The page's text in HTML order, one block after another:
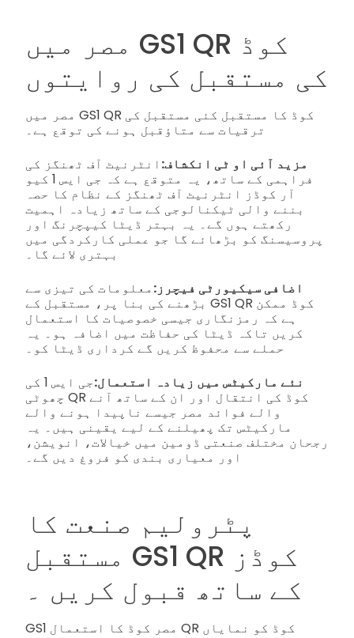
مصر میں GS1 QR کوڈ
کی مستقبل کی روایتوں
مصر میں GS1 QR کوڈ کا مستقبل کئی مستقبل کی
ترقیات سے متاؤقبل ہونے کی توقع ہے۔
مزید آئی او ٹی انکشاف: انٹرنیٹ آف ٹھنگز کی
فراہمی کے ساتھ، یہ متوقع ہے کہ جی ایس 1 کیو
آر کوڈز انٹرنیٹ آف ٹھنگز کے نظام کا حصہ
بننے والی ٹیکنالوجی کے ساتھ زیادہ اہمیت
رکھتے ہوں گے۔ یہ بہتر ڈیٹا کیپچرنگ اور
پروسیسنگ کو بڑھائے گا جو عملی کارکردگی میں
بہتری لائے گا۔
اضافی سیکیورٹی فیچرز:معلومات کی تیزی سے
بڑھنے کی بنا پر، مستقبل کے GS1 QR کوڈ ممکن
ہے کہ رمزنگاری جیسی خصوصیات کا استعمال
کریں تاکہ ڈیٹا کی حفاظت میں اضافہ ہو۔ یہ
حملے سے محفوظ کریں گے کرداری ڈیٹا کو۔
نئے مارکیٹس میں زیادہ استعمال:
جی ایس 1 کی
چھوٹی QR کوڈ کی انتقال اور ان کے ساتھ آنے
والے فوائد مصر جیسے ناپیدا ہونے والے
مارکیٹس تک پھیلنے کے لیے یقینی ہیں۔ یہ
رجحان مختلف صنعتی ڈومین میں خیالات، انویشن،
اور معیاری بندی کو فروغ دیں گے۔
پٹرولیم صنعت کا
مستقبل GS1 QR کوڈز
کے ساتھ قبول کریں ۔
GS1 مصر کوڈ کا استعمال QR کوڈ کو نمایاں